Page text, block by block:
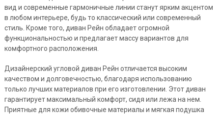
вид и современные гармоничные линии станут ярким акцентом
в любом интерьере, будь то классический или современный
стиль. Кроме того, диван Рейн обладает огромной
функциональностью и предлагает массу вариантов для
комфортного расположения.
Дизайнерский угловой диван Рейн отличается высоким
качеством и долговечностью, благодаря использованию
только лучших материалов при его изготовлении. Этот диван
гарантирует максимальный комфорт, сидя или лежа на нем.
Приятные для кожи обивочные материалы и мягкая подушка